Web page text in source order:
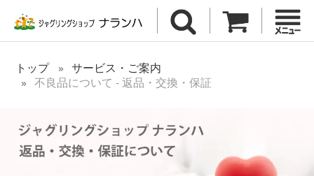
トップ
サービス・ご案内
不良品について - 返品・交換・保証